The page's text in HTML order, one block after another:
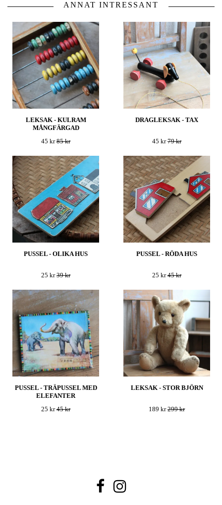
ANNAT INTRESSANT
LEKSAK - KULRAM
MÅNGFÄRGAD
45 kr85 kr
DRAGLEKSAK - TAX
45 kr79 kr
PUSSEL - OLIKA HUS
25 kr39 kr
PUSSEL - RÖDA HUS
25 kr45 kr
PUSSEL - TRÄPUSSEL MED
ELEFANTER
25 kr45 kr
LEKSAK - STOR BJÖRN
189 kr299 kr